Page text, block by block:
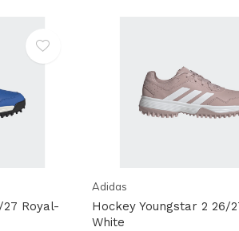
Royal-
Adidas
Hockey Youngstar 2 26/
White